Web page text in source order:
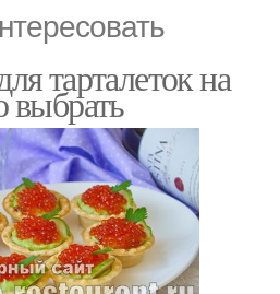
тарталеток на
выбрать